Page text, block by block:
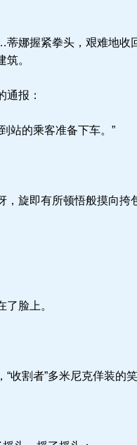
握紧拳头，艰难地收
。
报：
站的乘客准备下车。”
旋即有所顿悟般摸向挎
脸上。
割者”多米尼克佯装的